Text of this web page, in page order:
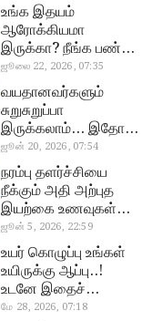
உங்க இதயம்
ஆரோக்கியமா
இருக்கா? நீங்க பண்ண
வேண்டிய எளிய 5
டெஸ்ட்!
ஜூலை 22, 2026, 07:35
வயதானவர்களும்
சுறுசுறுப்பா
இருக்கலாம்… இதோ
சூப்பர் உணவுகள்!
ஜூன் 20, 2026, 07:54
நரம்பு தளர்ச்சியை
நீக்கும் அதி அற்புத
இயற்கை உணவுகள்…
தவற விட்டுறாதீங்க!
ஜூன் 5, 2026, 22:59
உயர் கொழுப்பு உங்கள்
உயிருக்கு ஆப்பு..!
உடனே இதைச்
செய்யுங்க!
மே 28, 2026, 07:18